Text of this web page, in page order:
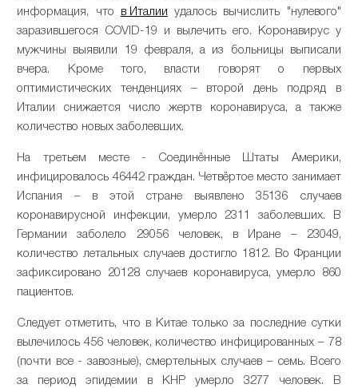
информация, что в Италии удалось вычислить "нулевого"
заразившегося COVID-19 и вылечить его. Коронавирус у
мужчины выявили 19 февраля, а из больницы выписали
вчера. Кроме того, власти говорят о первых
оптимистических тенденциях – второй день подряд в
Италии снижается число жертв коронавируса, а также
количество новых заболевших.
На третьем месте - Соединённые Штаты Америки,
инфицировалось 46442 граждан. Четвёртое место занимает
Испания – в этой стране выявлено 35136 случаев
коронавирусной инфекции, умерло 2311 заболевших. В
Германии заболело 29056 человек, в Иране – 23049,
количество летальных случаев достигло 1812. Во Франции
зафиксировано 20128 случаев коронавируса, умерло 860
пациентов.
Следует отметить, что в Китае только за последние сутки
вылечилось 456 человек, количество инфицированных – 78
(почти все - завозные), смертельных случаев – семь. Всего
за период эпидемии в КНР умерло 3277 человек. В